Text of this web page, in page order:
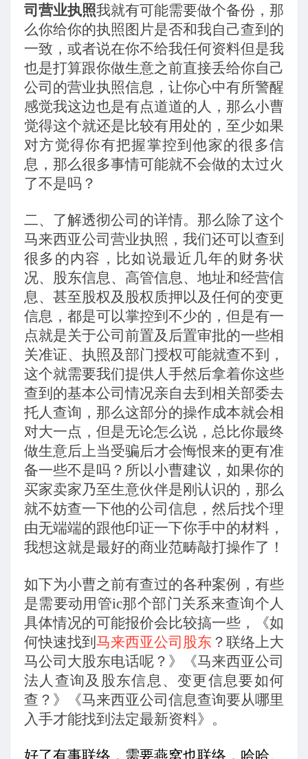
司营业执照我就有可能需要做个备份，那
么你给你的执照图片是否和我自己查到的
一致，或者说在你不给我任何资料但是我
也是打算跟你做生意之前直接丢给你自己
公司的营业执照信息，让你心中有所警醒
感觉我这边也是有点道道的人，那么小曹
觉得这个就还是比较有用处的，至少如果
对方觉得你有把握掌控到他家的很多信
息，那么很多事情可能就不会做的太过火
了不是吗？
二、了解透彻公司的详情。那么除了这个
马来西亚公司营业执照，我们还可以查到
很多的内容，比如说最近几年的财务状
况、股东信息、高管信息、地址和经营信
息、甚至股权及股权质押以及任何的变更
信息，都是可以掌控到不少的，但是有一
点就是关于公司前置及后置审批的一些相
关准证、执照及部门授权可能就查不到，
这个就需要我们提供人手然后拿着你这些
查到的基本公司情况亲自去到相关部委去
托人查询，那么这部分的操作成本就会相
对大一点，但是无论怎么说，总比你最终
做生意后上当受骗后才会悔恨来的更有准
备一些不是吗？所以小曹建议，如果你的
买家卖家乃至生意伙伴是刚认识的，那么
就不妨查一下他的公司信息，然后找个理
由无端端的跟他印证一下你手中的材料，
我想这就是最好的商业范畴敲打操作了！
如下为小曹之前有查过的各种案例，有些
是需要动用管ic那个部门关系来查询个人
具体情况的可能报价会比较搞一些，《如
何快速找到 马来西亚公司股东 ？联络上大
马公司大股东电话呢？》《马来西亚公司
法人查询及股东信息、变更信息要如何
查？》《马来西亚公司信息查询要从哪里
入手才能找到法定最新资料》。